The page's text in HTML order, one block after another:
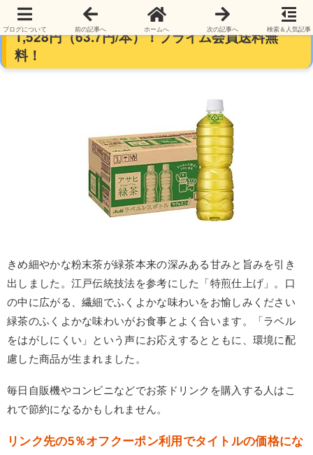
アサヒ 緑茶 ラベルレスボトル 630ml×24本
1,528円（63.7円/本）！プライム会員送料無
料！
きめ細やかな粉末茶が緑茶本来の深みある甘みと旨みを引き
出しました。江戸伝統技法を参考にした「特煎仕上げ」。口
の中に広がる、繊細でふくよかな味わいをお愉しみください
緑茶のふくよかな味わいがお食事とよく合います。「ラベル
をはがしにくい」という声にお応えするとともに、環境に配
慮した商品が生まれました。
毎日自販機やコンビニなどでお茶ドリンクを購入する人はこ
れで節約になるかもしれません。
リンク先の5％オフクーポン利用でタイトルの価格にな
ブログについて 前の記事へ ホームへ 次の記事へ 検索＆人気記事